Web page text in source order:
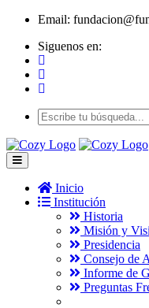
Email:
Siguenos en:
Inicio
Institución
Historia
Misión y
Presidencia
Consejo de
Informe de
Preguntas